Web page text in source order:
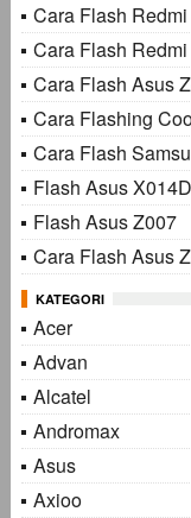
Cara Flash
Cara Flash
Cara Flash Asus
Cara Flashing
Cara Flash
Flash Asus X014D
Flash Asus Z007
Cara Flash Asus
KATEGORI
Acer
Advan
Alcatel
Andromax
Asus
Axioo